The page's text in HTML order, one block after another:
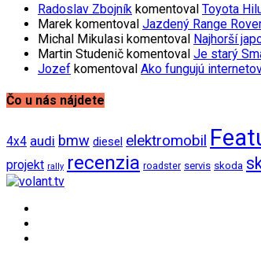
Radoslav Zbojník komentoval Toyota
Marek komentoval Jazdený Range
Michal Mikulasi komentoval Najhorší
Martin Studenič komentoval Je starý
Jozef komentoval Ako fungujú
Čo u nás nájdete
4x4 audi bmw diesel elektromobil
projekt rally recenzia roadster servis skoda